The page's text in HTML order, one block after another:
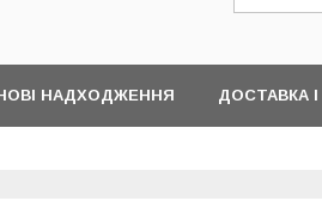
НАДХОДЖЕННЯ ДОСТАВКА